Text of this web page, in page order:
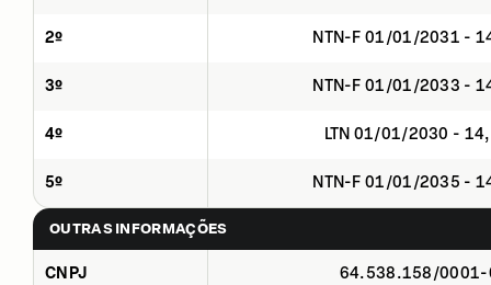
2º NTN-F 01/01/2031 -
3º NTN-F 01/01/2033 -
4º LTN 01/01/2030 -
5º NTN-F 01/01/2035 -
OUTRAS INFORMAÇÕES
CNPJ 64.538.158/0001-